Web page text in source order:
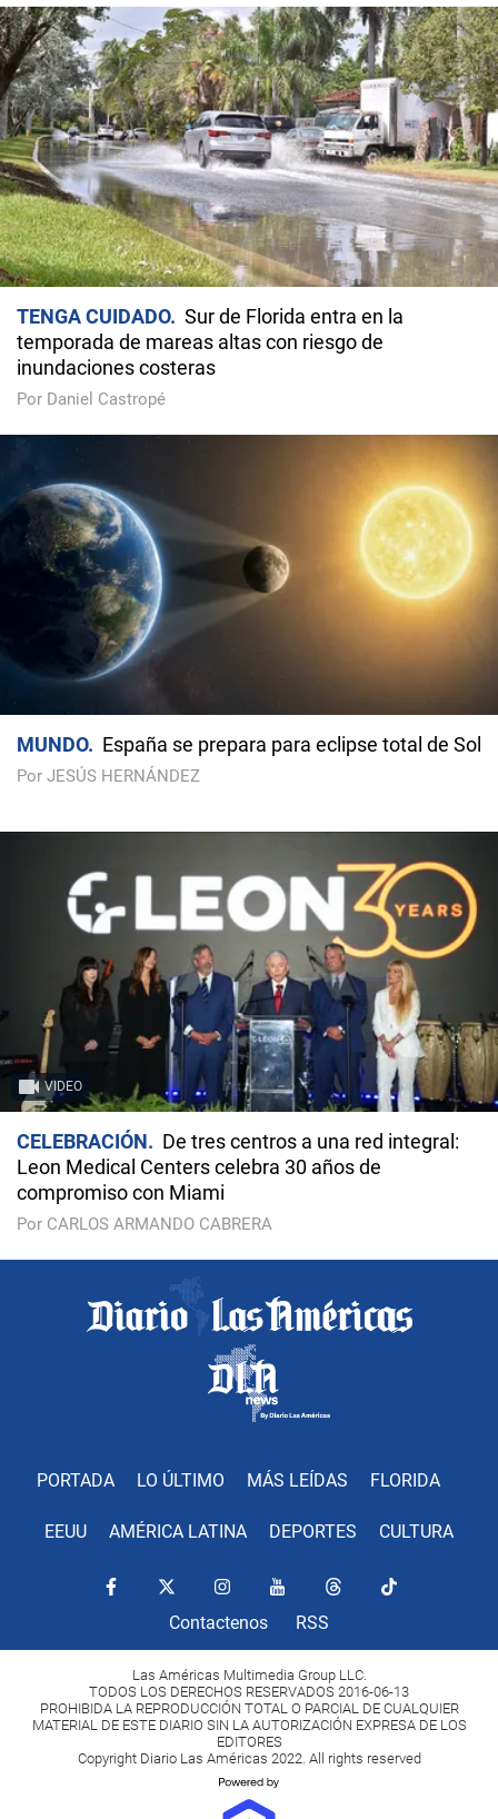
TENGA CUIDADO
Sur de Florida entra en la
temporada de mareas altas con riesgo de
inundaciones costeras
Por Daniel Castropé
MUNDO España se prepara para eclipse total de Sol
Por JESÚS HERNÁNDEZ
VIDEO
CELEBRACIÓN
De tres centros a una red integral:
Leon Medical Centers celebra 30 años de
compromiso con Miami
Por CARLOS ARMANDO CABRERA
PORTADA LO ÚLTIMO MÁS LEÍDAS FLORIDA
EEUU AMÉRICA LATINA DEPORTES CULTURA
Contactenos RSS
Las Américas Multimedia Group LLC.
TODOS LOS DERECHOS RESERVADOS 2016-06-13
PROHIBIDA LA REPRODUCCIÓN TOTAL O PARCIAL DE CUALQUIER
MATERIAL DE ESTE DIARIO SIN LA AUTORIZACIÓN EXPRESA DE LOS
EDITORES
Copyright Diario Las Américas 2022. All rights reserved